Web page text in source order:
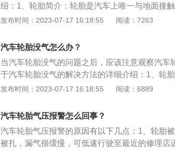
绍：1、轮胎简介：轮胎是汽车上唯一与地面接
时只会更换驱动轮的轮胎，例如有些前驱车，车
以这样做。2、轮胎老化：轮胎属于橡胶制品，
议车主每隔四年更换一次轮胎而且即使四年内行
间放着不用也会出现老化现象，所以在购买轮胎
发布时间：2023-07-17 16:18:55 阅读：7263
汽车轮胎没气怎么办？
当汽车轮胎没气的问题之后，应该注意观察汽车
于汽车轮胎没气的解决方法的详细介绍：1、轮
说明还能跑一段路，此时可以将车开到修车厂。
轮胎气压无余量：从车的后备箱下面找到工具。
用这些工具换上备胎。但备胎只能临时使用。不
要尽快去修车厂换上正常胎。
发布时间：2023-07-17 16:18:55 阅读：6889
汽车轮胎气压报警怎么回事？
汽车轮胎气压报警的原因有以下几点：1、轮胎
被扎，漏气很缓慢，可低速行驶至最近的修理店